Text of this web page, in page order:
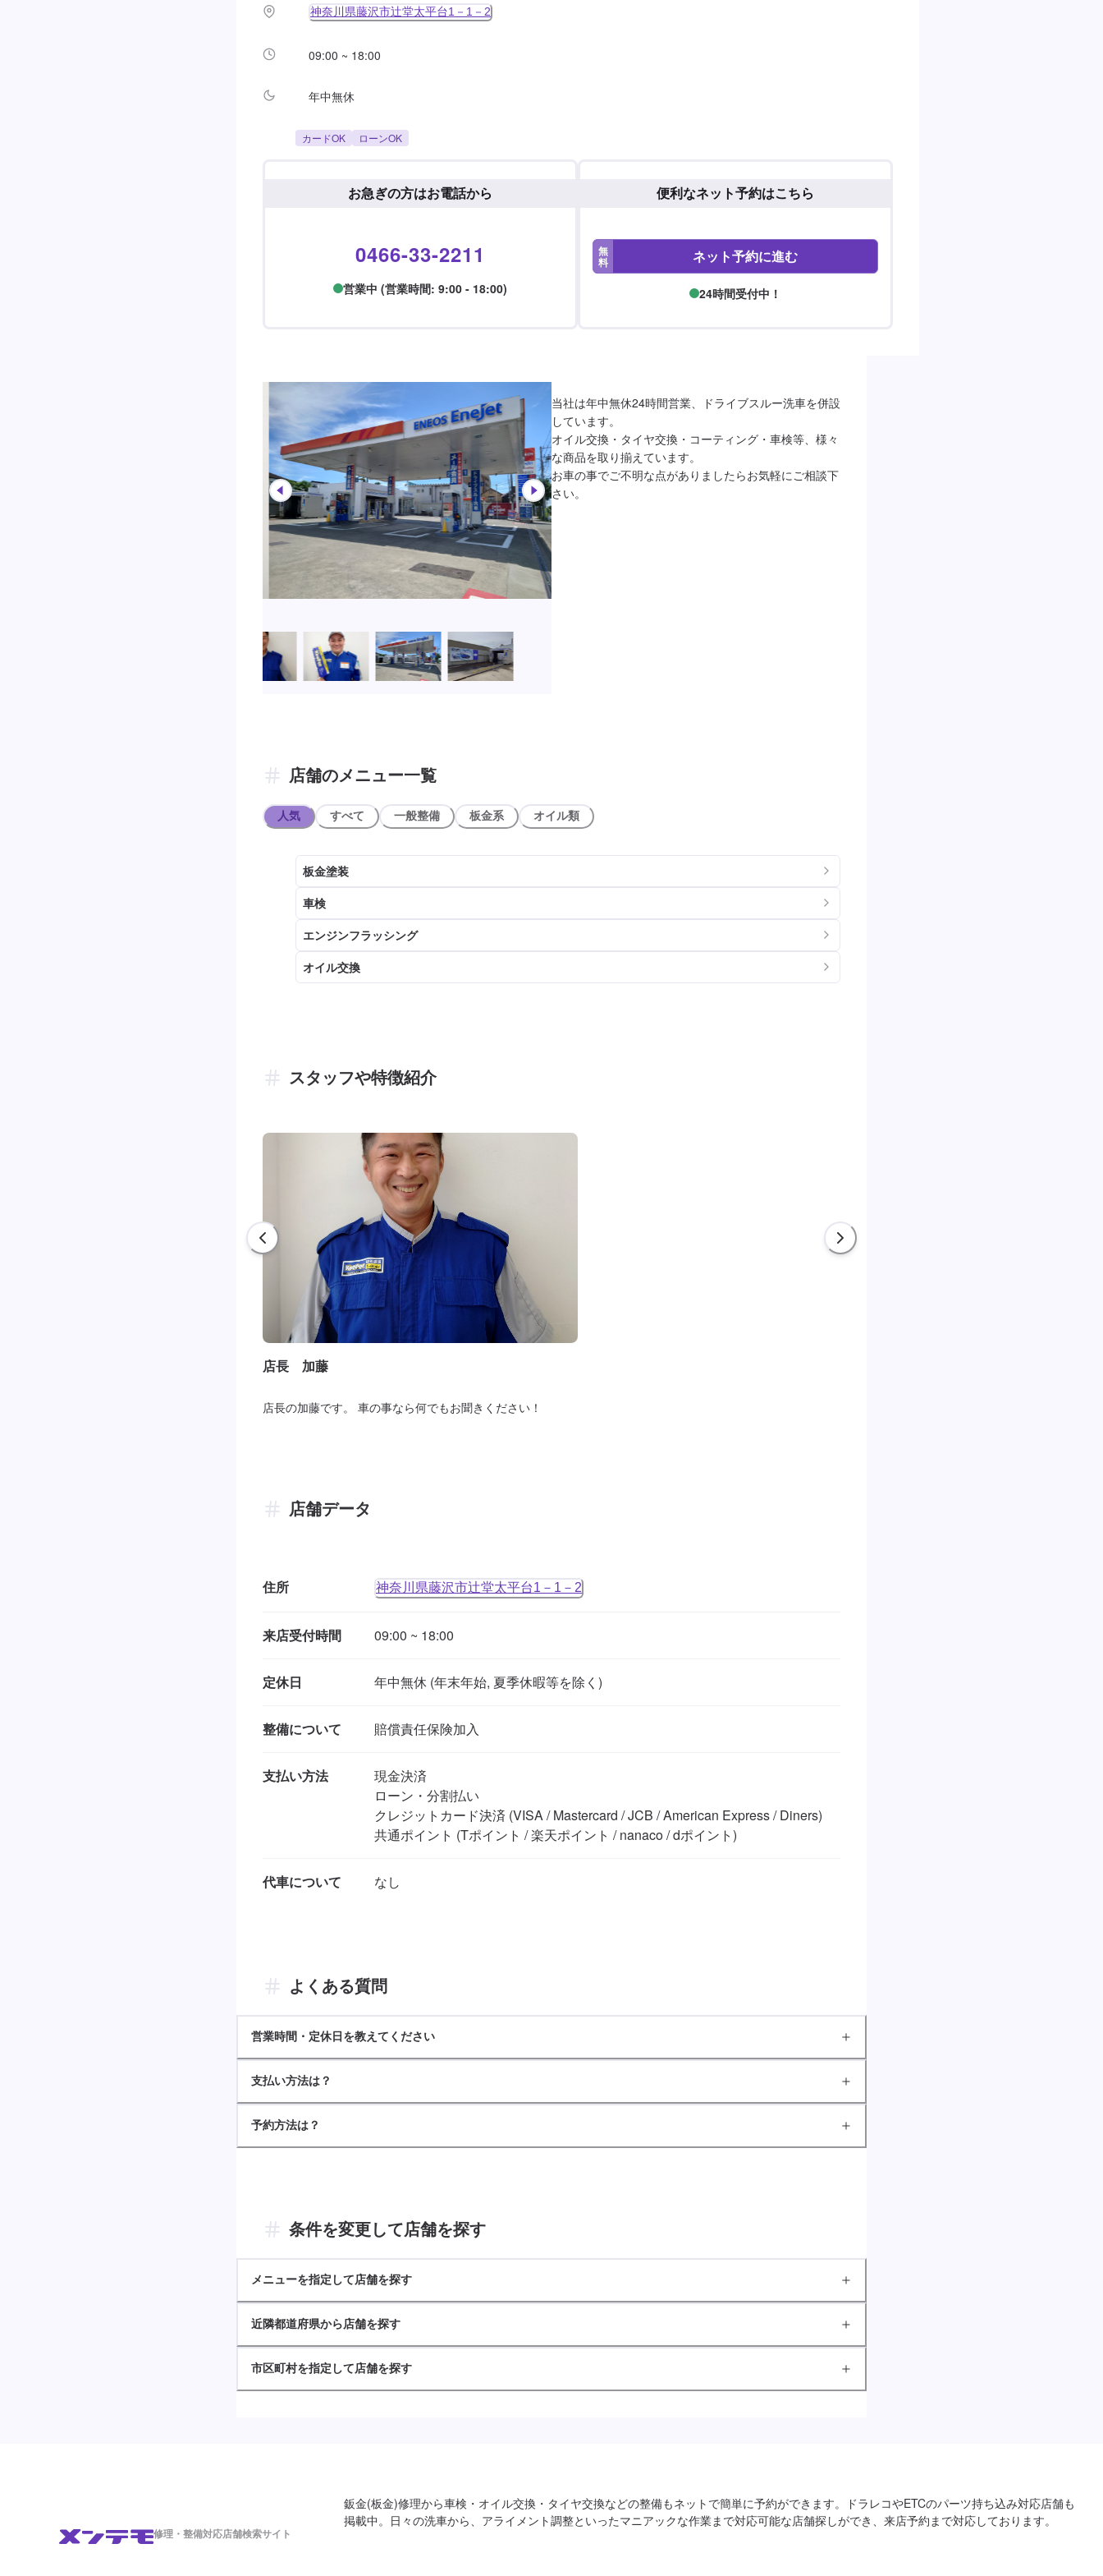
神奈川県藤沢市辻堂太平台1－1－2
09:00 ~ 18:00
年中無休
カードOK ローンOK
便利なネット予約はこちら
無
料 ネット予約に進む
24時間受付中！
お急ぎの方はお電話から
0466-33-2211
営業中 (営業時間: 9:00 - 18:00)
当社は年中無休24時間営業、ドライブスルー洗車を併設
しています。
オイル交換・タイヤ交換・コーティング・車検等、様々
な商品を取り揃えています。
お車の事でご不明な点がありましたらお気軽にご相談下
さい。
店舗のメニュー一覧
人気 すべて 一般整備 板金系 オイル類
板金塗装
車検
エンジンフラッシング
オイル交換
スタッフや特徴紹介
店長 加藤
店長の加藤です。 車の事なら何でもお聞きください！
店舗データ
住所 神奈川県藤沢市辻堂太平台1－1－2
来店受付時間 09:00 ~ 18:00
定休日 年中無休 (年末年始, 夏季休暇等を除く)
整備について 賠償責任保険加入
支払い方法
現金決済
ローン・分割払い
クレジットカード決済 (VISA / Mastercard / JCB / American Express / Diners)
共通ポイント (Tポイント / 楽天ポイント / nanaco / dポイント)
代車について なし
よくある質問
営業時間・定休日を教えてください
支払い方法は？
予約方法は？
条件を変更して店舗を探す
メニューを指定して店舗を探す
近隣都道府県から店舗を探す
市区町村を指定して店舗を探す
修理・整備対応店舗検索サイト
鈑金(板金)修理から車検・オイル交換・タイヤ交換などの整備もネットで簡単に予約ができます。ドラレコやETCのパーツ持ち込み対応店舗も
掲載中。日々の洗車から、アライメント調整といったマニアックな作業まで対応可能な店舗探しができ、来店予約まで対応しております。